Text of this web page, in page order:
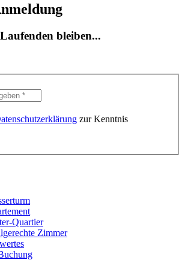
bleiben...
zur Kenntnis
Quartier
Zimmer